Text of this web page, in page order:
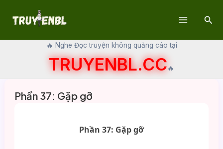
🔥 Nghe Đọc truyện không quảng cáo tại
TRUYENBL.CC🔥
Phần 37: Gặp gỡ
Phần 37: Gặp gỡ